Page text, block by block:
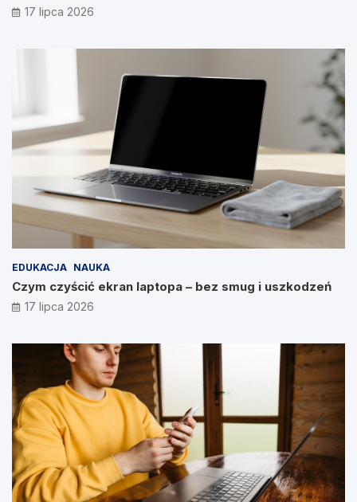
17 lipca 2026
EDUKACJA NAUKA
Czym czyścić ekran laptopa – bez smug i uszkodzeń
17 lipca 2026